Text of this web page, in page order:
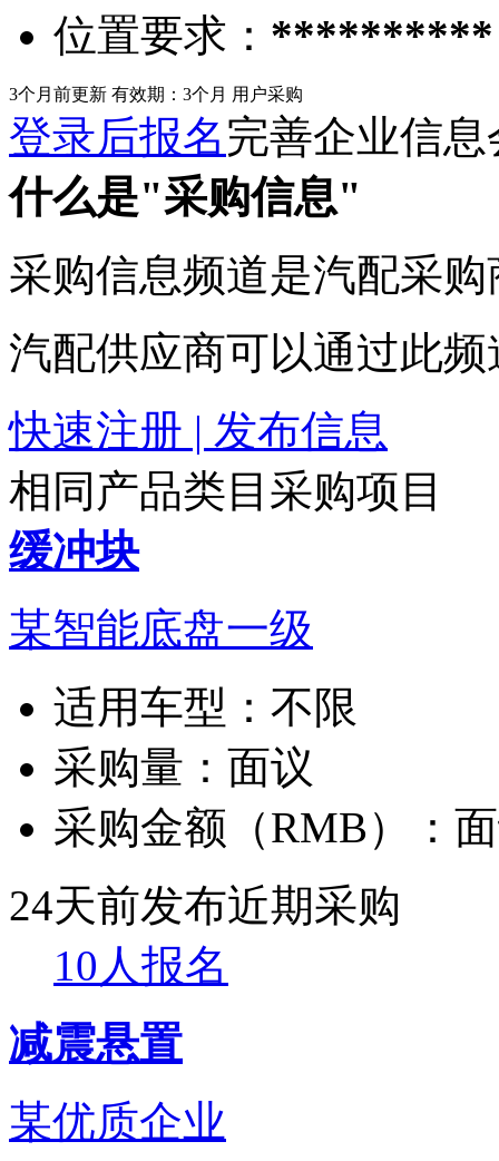
位置要求： **********
3个月前更新 有效期：3个月 用户采购
登录后报名完善企业信
什么是"采购信息"
采购信息频道是汽配采
汽配供应商可以通过此
快速注册 | 发布信息
相同产品类目采购项目
缓冲块
某智能底盘一级
适用车型： 不限
采购量： 面议
采购金额（RMB）：
24天前发布近期采购
10人报名
减震悬置
某优质企业